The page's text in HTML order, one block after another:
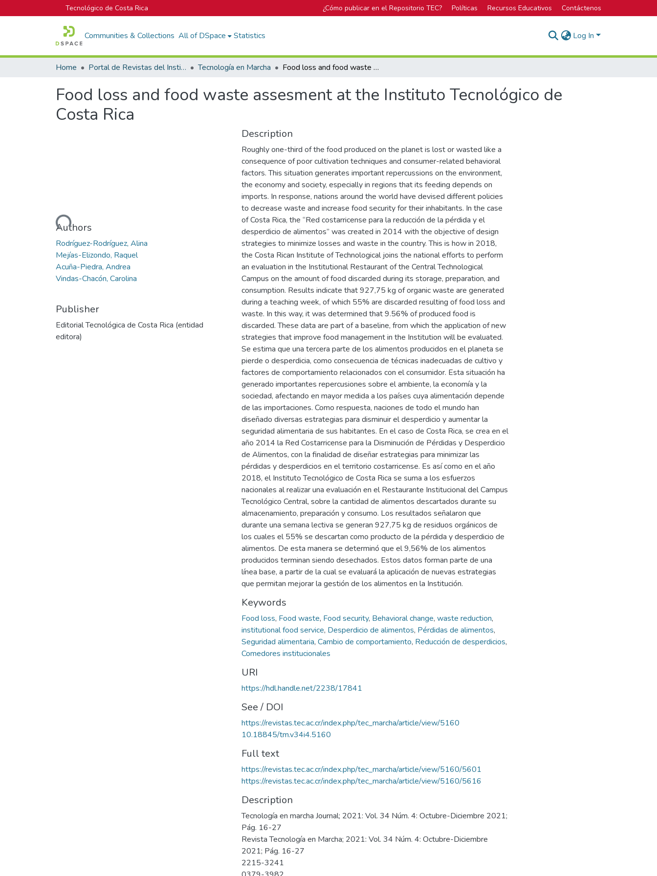
Tecnológico de Costa Rica ¿Cómo publicar en el Repositorio TEC? Políticas Recursos Educativos Contáctenos
Communities & Collections All of DSpace Statistics Log In
Home Portal de Revistas del Instituto Tecnológico de Costa Rica Tecnología en Marcha Food loss and food waste assesment at the Instituto Tecnológico de Costa Rica
Food loss and food waste assesment at the Instituto Tecnológico de
Costa Rica
Loading...
Authors
Rodríguez-Rodríguez, Alina
Mejías-Elizondo, Raquel
Acuña-Piedra, Andrea
Vindas-Chacón, Carolina
Publisher
Editorial Tecnológica de Costa Rica (entidad
editora)
Description
Roughly one-third of the food produced on the planet is lost or wasted like a
consequence of poor cultivation techniques and consumer-related behavioral
factors. This situation generates important repercussions on the environment,
the economy and society, especially in regions that its feeding depends on
imports. In response, nations around the world have devised different policies
to decrease waste and increase food security for their inhabitants. In the case
of Costa Rica, the “Red costarricense para la reducción de la pérdida y el
desperdicio de alimentos” was created in 2014 with the objective of design
strategies to minimize losses and waste in the country. This is how in 2018,
the Costa Rican Institute of Technological joins the national efforts to perform
an evaluation in the Institutional Restaurant of the Central Technological
Campus on the amount of food discarded during its storage, preparation, and
consumption. Results indicate that 927,75 kg of organic waste are generated
during a teaching week, of which 55% are discarded resulting of food loss and
waste. In this way, it was determined that 9.56% of produced food is
discarded. These data are part of a baseline, from which the application of new
strategies that improve food management in the Institution will be evaluated.
Se estima que una tercera parte de los alimentos producidos en el planeta se
pierde o desperdicia, como consecuencia de técnicas inadecuadas de cultivo y
factores de comportamiento relacionados con el consumidor. Esta situación ha
generado importantes repercusiones sobre el ambiente, la economía y la
sociedad, afectando en mayor medida a los países cuya alimentación depende
de las importaciones. Como respuesta, naciones de todo el mundo han
diseñado diversas estrategias para disminuir el desperdicio y aumentar la
seguridad alimentaria de sus habitantes. En el caso de Costa Rica, se crea en el
año 2014 la Red Costarricense para la Disminución de Pérdidas y Desperdicio
de Alimentos, con la finalidad de diseñar estrategias para minimizar las
pérdidas y desperdicios en el territorio costarricense. Es así como en el año
2018, el Instituto Tecnológico de Costa Rica se suma a los esfuerzos
nacionales al realizar una evaluación en el Restaurante Institucional del Campus
Tecnológico Central, sobre la cantidad de alimentos descartados durante su
almacenamiento, preparación y consumo. Los resultados señalaron que
durante una semana lectiva se generan 927,75 kg de residuos orgánicos de
los cuales el 55% se descartan como producto de la pérdida y desperdicio de
alimentos. De esta manera se determinó que el 9,56% de los alimentos
producidos terminan siendo desechados. Estos datos forman parte de una
línea base, a partir de la cual se evaluará la aplicación de nuevas estrategias
que permitan mejorar la gestión de los alimentos en la Institución.
Keywords
Food loss, Food waste, Food security, Behavioral change, waste reduction,
institutional food service, Desperdicio de alimentos, Pérdidas de alimentos,
Seguridad alimentaria, Cambio de comportamiento, Reducción de desperdicios,
Comedores institucionales
URI
https://hdl.handle.net/2238/17841
See / DOI
https://revistas.tec.ac.cr/index.php/tec_marcha/article/view/5160
10.18845/tm.v34i4.5160
Full text
https://revistas.tec.ac.cr/index.php/tec_marcha/article/view/5160/5601
https://revistas.tec.ac.cr/index.php/tec_marcha/article/view/5160/5616
Description
Tecnología en marcha Journal; 2021: Vol. 34 Núm. 4: Octubre-Diciembre 2021;
Pág. 16-27
Revista Tecnología en Marcha; 2021: Vol. 34 Núm. 4: Octubre-Diciembre
2021; Pág. 16-27
2215-3241